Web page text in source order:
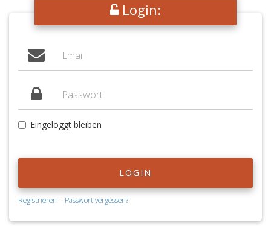
Login:
Eingeloggt bleiben
LOGIN
Registrieren - Passwort vergessen?